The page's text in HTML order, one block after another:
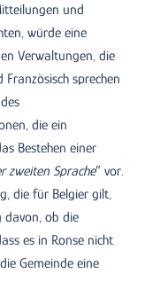
und
würde eine
Verwaltungen, die
sprechen
die ein
Bestehen einer
zweiten Sprache” vor.
die für Belgier gilt,
davon, ob die
es in Ronse nicht
Gemeinde eine